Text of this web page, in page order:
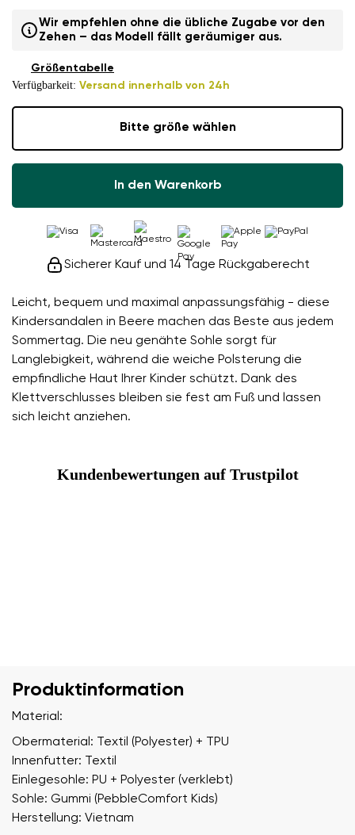
Leicht, bequem und maximal anpassungsfähig - diese
Kindersandalen in Beere machen das Beste aus jedem
Sommertag. Die neu genähte Sohle sorgt für
Langlebigkeit, während die weiche Polsterung die
empfindliche Haut Ihrer Kinder schützt. Dank des
Klettverschlusses bleiben sie fest am Fuß und lassen
sich leicht anziehen.
Wir empfehlen ohne die übliche Zugabe vor den
Zehen – das Modell fällt geräumiger aus.
Verfügbarkeit: Versand innerhalb von 24h
Größentabelle
Bitte größe wählen
In den Warenkorb
Sicherer Kauf und 14 Tage Rückgaberecht
Kundenbewertungen auf Trustpilot
Produktinformation
Material:
Obermaterial: Textil (Polyester) + TPU
Innenfutter: Textil
Einlegesohle: PU + Polyester (verklebt)
Sohle: Gummi (PebbleComfort Kids)
Herstellung: Vietnam